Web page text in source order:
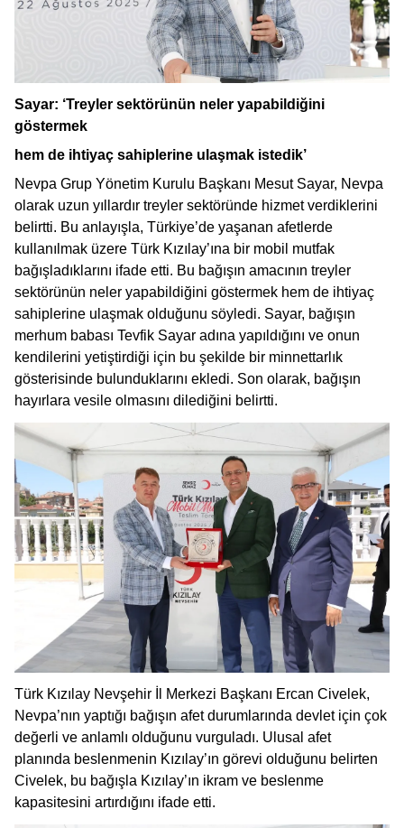
Sayar: ‘Treyler sektörünün neler yapabildiğini
göstermek
hem de ihtiyaç sahiplerine ulaşmak istedik’
Nevpa Grup Yönetim Kurulu Başkanı Mesut Sayar, Nevpa
olarak uzun yıllardır treyler sektöründe hizmet verdiklerini
belirtti. Bu anlayışla, Türkiye’de yaşanan afetlerde
kullanılmak üzere Türk Kızılay’ına bir mobil mutfak
bağışladıklarını ifade etti. Bu bağışın amacının treyler
sektörünün neler yapabildiğini göstermek hem de ihtiyaç
sahiplerine ulaşmak olduğunu söyledi. Sayar, bağışın
merhum babası Tevfik Sayar adına yapıldığını ve onun
kendilerini yetiştirdiği için bu şekilde bir minnettarlık
gösterisinde bulunduklarını ekledi. Son olarak, bağışın
hayırlara vesile olmasını dilediğini belirtti.
Türk Kızılay Nevşehir İl Merkezi Başkanı Ercan Civelek,
Nevpa’nın yaptığı bağışın afet durumlarında devlet için çok
değerli ve anlamlı olduğunu vurguladı. Ulusal afet
planında beslenmenin Kızılay’ın görevi olduğunu belirten
Civelek, bu bağışla Kızılay’ın ikram ve beslenme
kapasitesini artırdığını ifade etti.